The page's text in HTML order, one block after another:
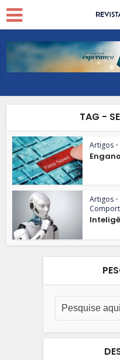
TAG -
Artigos •
Artigos •